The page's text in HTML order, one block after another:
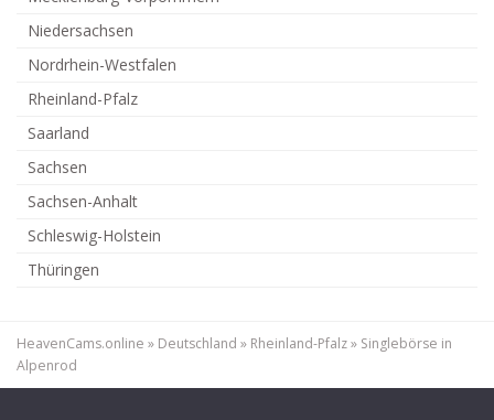
Niedersachsen
Nordrhein-Westfalen
Rheinland-Pfalz
Saarland
Sachsen
Sachsen-Anhalt
Schleswig-Holstein
Thüringen
HeavenCams.online » Deutschland » Rheinland-Pfalz» Singlebörse in
Alpenrod